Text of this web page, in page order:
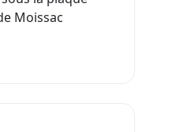
Moissac